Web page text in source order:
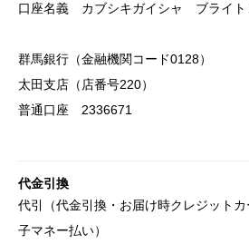
口座名義 カブシキガイシャ ブライト
群馬銀行（金融機関コード0128）
太田支店（店番号220）
普通口座 2336671
代金引換
代引（代金引換・お届け時クレジット
子マネー払い）